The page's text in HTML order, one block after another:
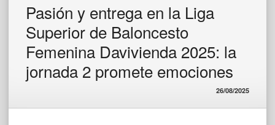
Pasión y entrega en la Liga
Superior de Baloncesto
Femenina Davivienda 2025: la
jornada 2 promete emociones
26/08/2025